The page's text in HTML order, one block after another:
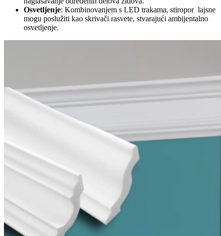
Osvetljenje: Kombinovanjem s LED trakama, stiropor lajsne
mogu poslužiti kao skrivači rasvete, stvarajući ambijentalno
osvetljenje.